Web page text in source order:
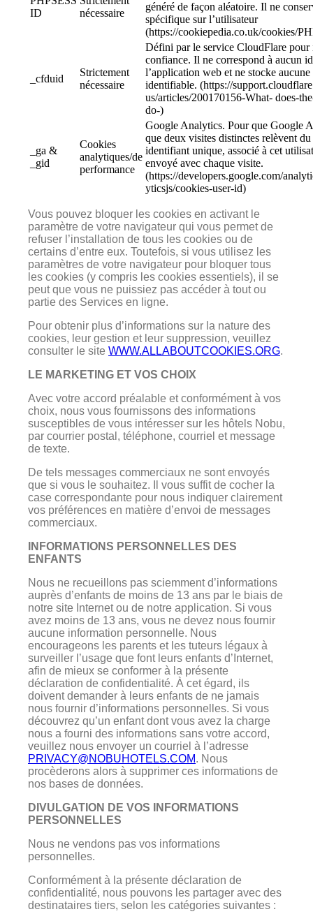
ID
nécessaire
généré de façon aléatoire. Il ne
spécifique sur l’utilisateur
(https://cookiepedia.co.uk/cookies/
_cfduid
Strictement
nécessaire
Défini par le service CloudFlare
confiance. Il ne correspond à aucun
l’application web et ne stocke
identifiable. (https://
us/articles/200170156-What- does-
do-)
_ga &
_gid
Cookies
analytiques/de
performance
Google Analytics. Pour que Google
que deux visites distinctes relèvent
identifiant unique, associé à cet
envoyé avec chaque visite.
(https://developers.google.com/
yticsjs/cookies-user-id)
Vous pouvez bloquer les cookies en activant le
paramètre de votre navigateur qui vous permet de
refuser l’installation de tous les cookies ou de
certains d’entre eux. Toutefois, si vous utilisez les
paramètres de votre navigateur pour bloquer tous
les cookies (y compris les cookies essentiels), il se
peut que vous ne puissiez pas accéder à tout ou
partie des Services en ligne.
Pour obtenir plus d’informations sur la nature des
cookies, leur gestion et leur suppression, veuillez
consulter le site WWW.ALLABOUTCOOKIES.ORG.
LE MARKETING ET VOS CHOIX
Avec votre accord préalable et conformément à vos
choix, nous vous fournissons des informations
susceptibles de vous intéresser sur les hôtels Nobu,
par courrier postal, téléphone, courriel et message
de texte.
De tels messages commerciaux ne sont envoyés
que si vous le souhaitez. Il vous suffit de cocher la
case correspondante pour nous indiquer clairement
vos préférences en matière d’envoi de messages
commerciaux.
INFORMATIONS PERSONNELLES DES
ENFANTS
Nous ne recueillons pas sciemment d’informations
auprès d’enfants de moins de 13 ans par le biais de
notre site Internet ou de notre application. Si vous
avez moins de 13 ans, vous ne devez nous fournir
aucune information personnelle. Nous
encourageons les parents et les tuteurs légaux à
surveiller l’usage que font leurs enfants d’Internet,
afin de mieux se conformer à la présente
déclaration de confidentialité. À cet égard, ils
doivent demander à leurs enfants de ne jamais
nous fournir d’informations personnelles. Si vous
découvrez qu’un enfant dont vous avez la charge
nous a fourni des informations sans votre accord,
veuillez nous envoyer un courriel à l’adresse
PRIVACY@NOBUHOTELS.COM. Nous
procèderons alors à supprimer ces informations de
nos bases de données.
DIVULGATION DE VOS INFORMATIONS
PERSONNELLES
Nous ne vendons pas vos informations
personnelles.
Conformément à la présente déclaration de
confidentialité, nous pouvons les partager avec des
destinataires tiers, selon les catégories suivantes :